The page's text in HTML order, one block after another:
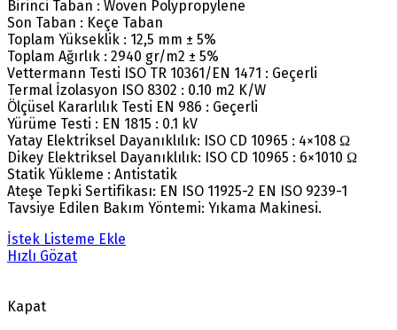
Birinci Taban : Woven Polypropylene
Son Taban : Keçe Taban
Toplam Yükseklik : 12,5 mm ± 5%
Toplam Ağırlık : 2940 gr/m2 ± 5%
Vettermann Testi ISO TR 10361/EN 1471 : Geçerli
Termal İzolasyon ISO 8302 : 0.10 m2 K/W
Ölçüsel Kararlılık Testi EN 986 : Geçerli
Yürüme Testi : EN 1815 : 0.1 kV
Yatay Elektriksel Dayanıklılık: ISO CD 10965 : 4×108 Ω
Dikey Elektriksel Dayanıklılık: ISO CD 10965 : 6×1010 Ω
Statik Yükleme : Antistatik
Ateşe Tepki Sertifikası: EN ISO 11925-2 EN ISO 9239-1
Tavsiye Edilen Bakım Yöntemi: Yıkama Makinesi.
İstek Listeme Ekle
Hızlı Gözat
Kapat